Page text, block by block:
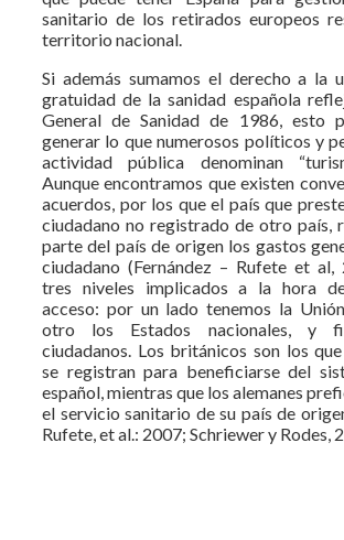
sanitario de los retirados europeos
territorio nacional.
Si además sumamos el derecho a la
gratuidad de la sanidad española
General de Sanidad de 1986, esto
generar lo que numerosos políticos y
actividad pública denominan
Aunque encontramos que existen
acuerdos, por los que el país que
ciudadano no registrado de otro país,
parte del país de origen los gastos
ciudadano (Fernández – Rufete et
tres niveles implicados a la hora
acceso: por un lado tenemos la
otro los Estados nacionales, y
ciudadanos. Los británicos son los
se registran para beneficiarse del
español, mientras que los alemanes
el servicio sanitario de su país de
Rufete, et al.: 2007; Schriewer y Rodes,